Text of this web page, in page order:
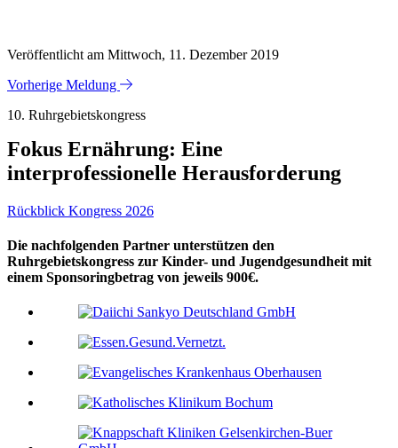
Veröffentlicht am Mittwoch, 11. Dezember 2019
Vorherige Meldung
10. Ruhrgebietskongress
Fokus Ernährung: Eine
interprofessionelle Herausforderung
Rückblick Kongress 2026
Die nachfolgenden Partner unterstützen den
Ruhrgebietskongress zur Kinder- und Jugendgesundheit mit
einem Sponsoringbetrag von jeweils 900€.